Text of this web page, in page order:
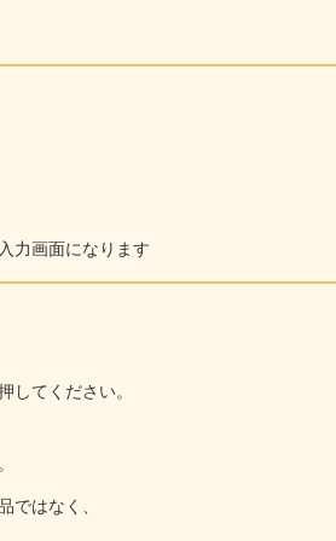
力画面になります
してください。
ではなく、